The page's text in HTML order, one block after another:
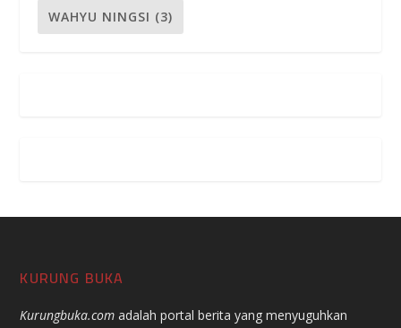
WAHYU NINGSI (3)
KURUNG BUKA
Kurungbuka.com adalah portal berita yang menyuguhkan